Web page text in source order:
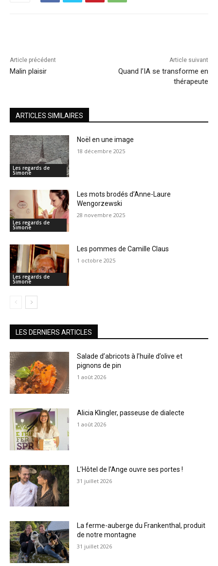
Article précédent
Malin plaisir
Article suivant
Quand l’IA se transforme en
thérapeute
ARTICLES SIMILAIRES
Les regards de
Simone
Noël en une image
18 décembre 2025
Les regards de
Simone
Les mots brodés d’Anne-Laure
Wengorzewski
28 novembre 2025
Les regards de
Simone
Les pommes de Camille Claus
1 octobre 2025
LES DERNIERS ARTICLES
Salade d’abricots à l’huile d’olive et
pignons de pin
1 août 2026
Alicia Klingler, passeuse de dialecte
1 août 2026
L’Hôtel de l’Ange ouvre ses portes !
31 juillet 2026
La ferme-auberge du Frankenthal, produit
de notre montagne
31 juillet 2026